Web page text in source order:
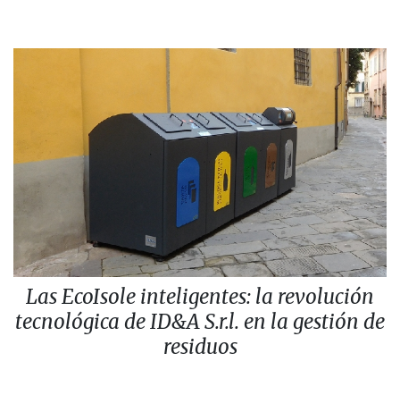
Las EcoIsole inteligentes: la revolución
tecnológica de ID&A S.r.l. en la gestión de
residuos